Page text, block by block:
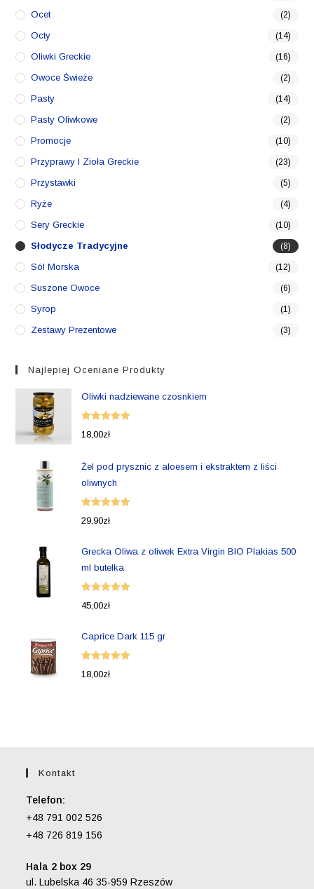
Ocet (2)
Octy (14)
Oliwki Greckie (16)
Owoce Świeże (2)
Pasty (14)
Pasty Oliwkowe (2)
Promocje (10)
Przyprawy I Zioła Greckie (23)
Przystawki (5)
Ryże (4)
Sery Greckie (10)
Słodycze Tradycyjne (8)
Sól Morska (12)
Suszone Owoce (6)
Syrop (1)
Zestawy Prezentowe (3)
Najlepiej Oceniane Produkty
Oliwki nadziewane czosnkiem
Oceniono
18,00zł
Żel pod prysznic z aloesem i ekstraktem z liści
oliwnych
Oceniono
29,90zł
Grecka Oliwa z oliwek Extra Virgin BIO Plakias 500
ml butelka
Oceniono
45,00zł
Caprice Dark 115 gr
Oceniono
18,00zł
Kontakt
Telefon:
+48 791 002 526
+48 726 819 156
Hala 2 box 29
ul. Lubelska 46 35-959 Rzeszów